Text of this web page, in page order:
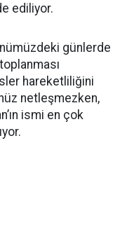
ediliyor.
günlerde
hareketliliğini
netleşmezken,
ismi en çok